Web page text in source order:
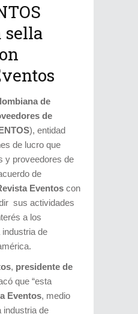
sella
de
de
), entidad
de lucro que
y proveedores de
de
Eventos con
sus actividades
a los
industria de
, presidente de
que “esta
Eventos, medio
industria de